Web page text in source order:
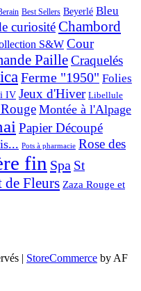
Best Sellers Beyerlé Bleu
curiositéChambord
S&W Cour
PailleCraquelés
Ferme "1950" Folies
IV Jeux d'Hiver Libellule
Montée à l'Alpage
Papier Découpé
Pots à pharmacie Rose des
fin Spa St
de Fleurs Zaza Rouge et
StoreCommerce by AF